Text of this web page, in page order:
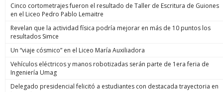
Cinco cortometrajes fueron el resultado de Taller de Escritura de Guiones
en el Liceo Pedro Pablo Lemaitre
Revelan que la actividad física podría mejorar en más de 10 puntos los
resultados Simce
Un “viaje cósmico” en el Liceo María Auxiliadora
Vehículos eléctricos y manos robotizadas serán parte de 1era feria de
Ingeniería Umag
Delegado presidencial felicitó a estudiantes con destacada trayectoria en